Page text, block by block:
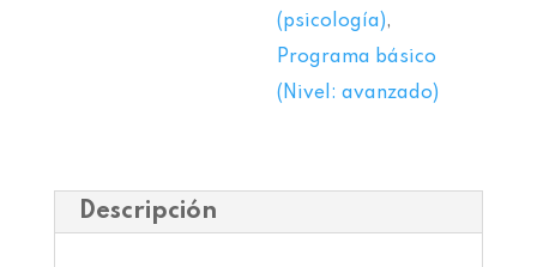
(psicología),
Programa básico
(Nivel: avanzado)
Descripción